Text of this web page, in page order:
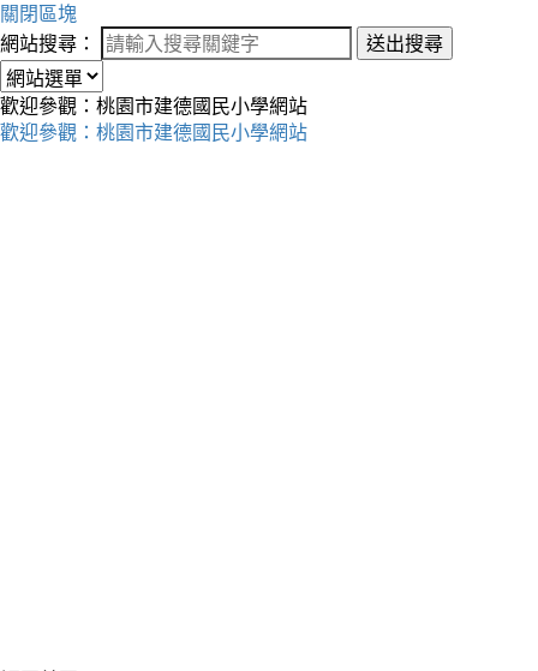
關閉區塊
網站搜尋：
送出搜尋
歡迎參觀：桃園市建德國民小學網站
歡迎參觀：桃園市建德國民小學網站